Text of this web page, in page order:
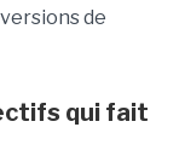
de
qui fait